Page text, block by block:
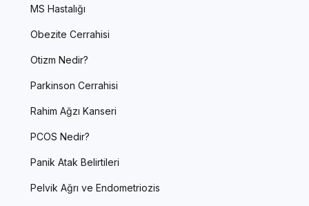
MS Hastalığı
Obezite Cerrahisi
Otizm Nedir?
Parkinson Cerrahisi
Rahim Ağzı Kanseri
PCOS Nedir?
Panik Atak Belirtileri
Pelvik Ağrı ve Endometriozis